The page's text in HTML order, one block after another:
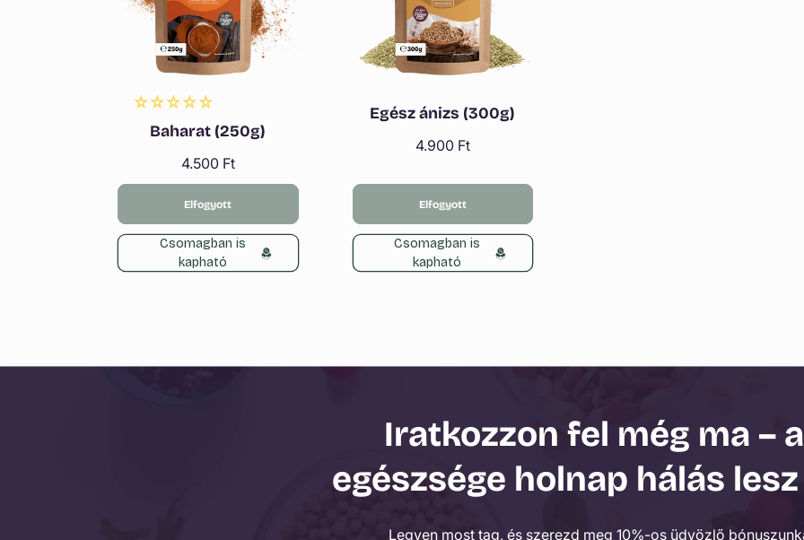
Baharat (250g)
Normál
ár
4.500 Ft
Elfogyott
Csomagban is
kapható
Egész ánizs (300g)
Normál
4.900 Ft
Elfogyott
Csomagban is
kapható
Iratkozzon fel még ma –
egészsége holnap hálás
Legyen most tag, és szerezd meg 10%-os üdvözlő